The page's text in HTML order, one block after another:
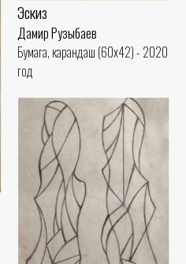
Эскиз
Дамир Рузыбаев
Бумага, карандаш (60x42) - 2020
год